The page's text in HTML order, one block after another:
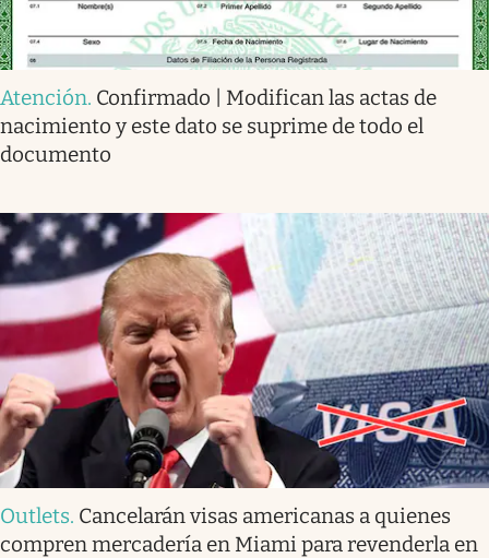
Atención. Confirmado | Modifican las actas de
nacimiento y este dato se suprime de todo el
documento
Outlets. Cancelarán visas americanas a quienes
compren mercadería en Miami para revenderla en